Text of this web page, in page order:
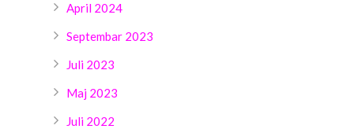
April 2024
Septembar 2023
Juli 2023
Maj 2023
Juli 2022